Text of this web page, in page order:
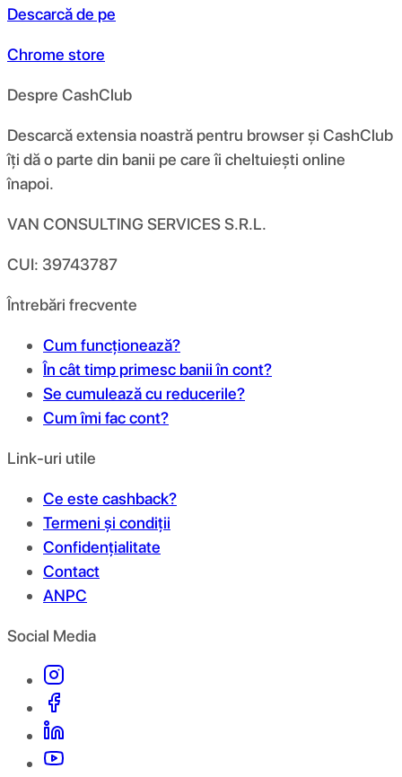
Descarcă de pe
Chrome store
Despre CashClub
Descarcă extensia noastră pentru browser și CashClub
îți dă o parte din banii pe care îi cheltuiești online
înapoi.
VAN CONSULTING SERVICES S.R.L.
CUI: 39743787
Întrebări frecvente
Cum funcționează?
În cât timp primesc banii în cont?
Se cumulează cu reducerile?
Cum îmi fac cont?
Link-uri utile
Ce este cashback?
Termeni și condiții
Confidențialitate
Contact
ANPC
Social Media